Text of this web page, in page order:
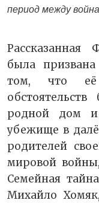
период между
Рассказанная
была
том, что её
родной дом
убежище в
родителей
мировой
Семейная
Михайло